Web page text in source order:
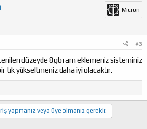
Micron
#3
düzeyde 8gb ram eklemeniz sisteminiz
tık yükseltmeniz daha iyi olacaktır.
yapmanız veya üye olmanız gerekir.